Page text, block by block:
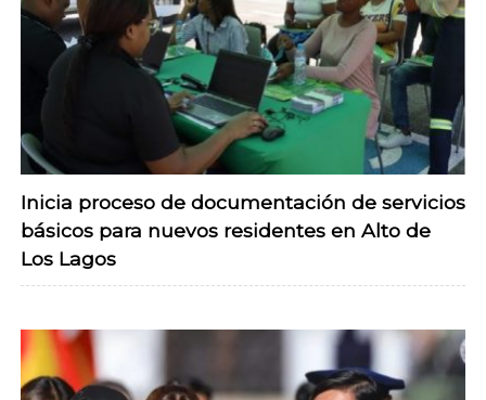
Inicia proceso de documentación de servicios
básicos para nuevos residentes en Alto de
Los Lagos